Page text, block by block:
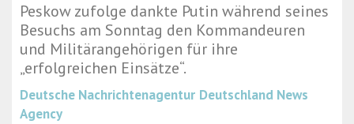
Peskow zufolge dankte Putin während seines
Besuchs am Sonntag den Kommandeuren
und Militärangehörigen für ihre
„erfolgreichen Einsätze“.
Deutsche Nachrichtenagentur Deutschland News
Agency